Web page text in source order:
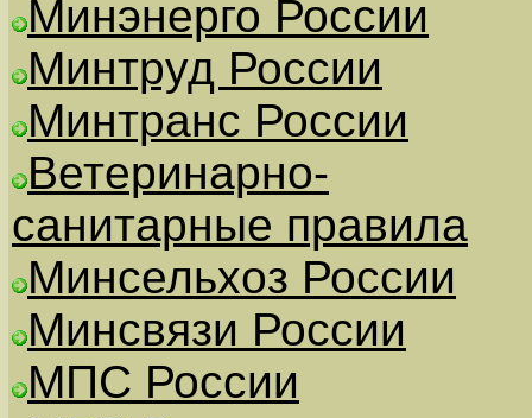
Минэнерго России
Минтруд России
Минтранс России
Ветеринарно-
санитарные правила
Минсельхоз России
Минсвязи России
МПС России